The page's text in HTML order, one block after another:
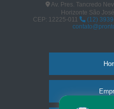
Av. Pres. Tancredo
Horizonte São
CEP: 12225-011
(12)